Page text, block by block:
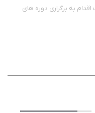
به برگزاری دوره های